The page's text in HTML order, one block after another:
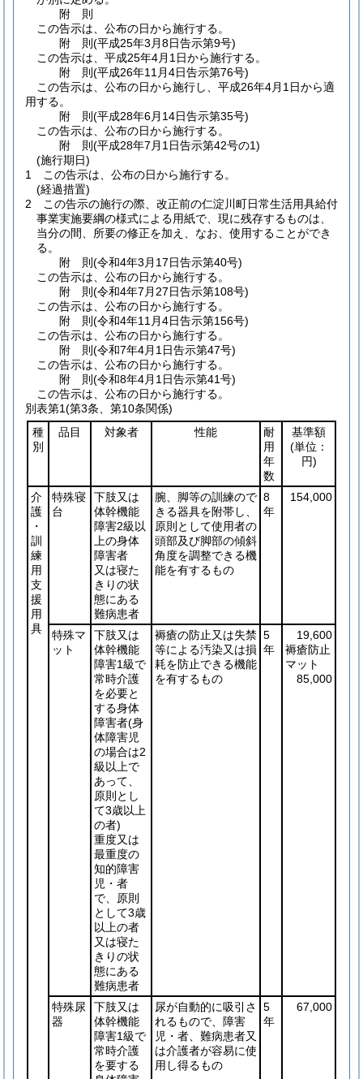
附 則
この告示は、公布の日から施行する。
附 則(平成25年3月8日告示第9号)
この告示は、平成25年4月1日から施行する。
附 則(平成26年11月4日告示第76号)
この告示は、公布の日から施行し、平成26年4月1日から適
用する。
附 則(平成28年6月14日告示第35号)
この告示は、公布の日から施行する。
附 則(平成28年7月1日告示第42号の1)
(施行期日)
1
この告示は、公布の日から施行する。
(経過措置)
2
この告示の施行の際、改正前の仁淀川町日常生活用具給付
事業実施要綱の様式による用紙で、現に残存するものは、
当分の間、所要の修正を加え、なお、使用することができ
る。
附 則(令和4年3月17日告示第40号)
この告示は、公布の日から施行する。
附 則(令和4年7月27日告示第108号)
この告示は、公布の日から施行する。
附 則(令和4年11月4日告示第156号)
この告示は、公布の日から施行する。
附 則(令和7年4月1日告示第47号)
この告示は、公布の日から施行する。
附 則(令和8年4月1日告示第41号)
この告示は、公布の日から施行する。
別表第1(第3条、第10条関係)
種
別
品目 対象者 性能
耐
用
年
数
基準額
(単位：
円)
介
護
・
訓
練
用
支
援
用
具
特殊寝
台
下肢又は
体幹機能
障害2級以
上の身体
障害者
又は寝た
きりの状
態にある
難病患者
腕、脚等の訓練ので
きる器具を附帯し、
原則として使用者の
頭部及び脚部の傾斜
角度を調整できる機
能を有するもの
8
年
154,000
特殊マ
ット
下肢又は
体幹機能
障害1級で
常時介護
を必要と
する身体
障害者(身
体障害児
の場合は2
級以上で
あって、
原則とし
て3歳以上
の者)
重度又は
最重度の
知的障害
児・者
で、原則
として3歳
以上の者
又は寝た
きりの状
態にある
難病患者
褥瘡の防止又は失禁
等による汚染又は損
耗を防止できる機能
を有するもの
5
年
19,600
褥瘡防止
マット
85,000
特殊尿
器
下肢又は
体幹機能
障害1級で
常時介護
を要する
尿が自動的に吸引さ
れるもので、障害
児・者、難病患者又
は介護者が容易に使
用し得るもの
5
年
67,000